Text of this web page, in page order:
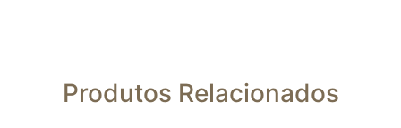
Produtos Relacionados